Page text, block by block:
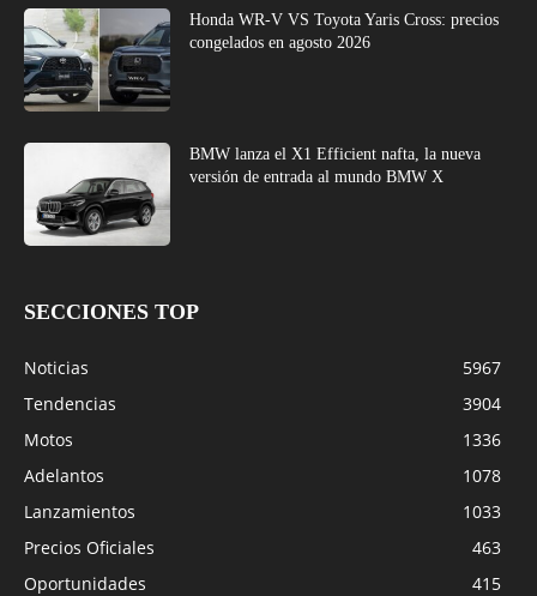
Honda WR-V VS Toyota Yaris Cross: precios
congelados en agosto 2026
BMW lanza el X1 Efficient nafta, la nueva
versión de entrada al mundo BMW X
SECCIONES TOP
Noticias
5967
Tendencias
3904
Motos
1336
Adelantos
1078
Lanzamientos
1033
Precios Oficiales
463
Oportunidades
415